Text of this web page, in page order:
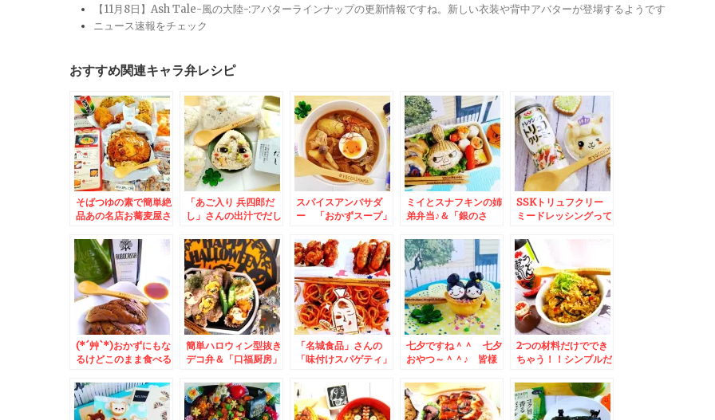
【11月8日】Ash Tale-風の大陸-:アバターラインナップの更新情報ですね。新しい衣装や背中アバターが登場するようです
ニュース速報をチェック
おすすめ関連キャラ弁レシピ
そばつゆの素で簡単絶
品あの名店お蕎麦屋さ
きちゃう～(*´艸`*)＆
おかずバイキング弁
当！！
「あご入り 兵四郎だ
し」さんの出汁でだし
`*)onigiri
スパイスアンバサダ
ー 「おかずスープ」
て免疫アップ♪その２
ミイとスナフキンの姉
弟弁当♪＆「銀のさ
ンチ寿司セットがコス
パも美味しさも(@￣□
￣@;)！！
SSKトリュフクリー
ミードレッシングって
単マッシュポテ
ト・・・そしてこれを
あれに入れると最高(*
´艸`*)
(*´艸`*)おかずにもな
るけどこのまま食べる
イル醤油♪
簡単ハロウィン型抜き
デコ弁＆「口福厨房」
かけ焼きそば」絶品(*
´艸`*)
「名城食品」さんの
「味付けスパゲティ」
すくお弁当に最適
♪「焼きそば田むし
男」くんスパゲティ弁
七夕ですね＾＾ 七夕
おやつ～＾＾♪ 皆様
にとどきますよう
に！！
2つの材料だけででき
ちゃう！！シンプルだ
炊き込みご飯」レシピ
♪